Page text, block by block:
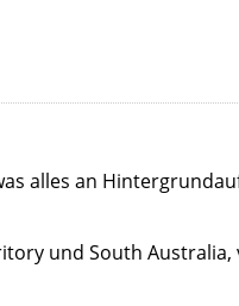
alles an
und South